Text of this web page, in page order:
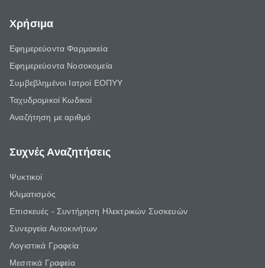
Χρήσιμα
Εφημερεύοντα Φαρμακεία
Εφημερεύοντα Νοσοκομεία
Συμβεβλημένοι Ιατροί ΕΟΠΥΥ
Ταχυδρομικοί Κωδικοί
Αναζήτηση με αριθμό
Συχνές Αναζητήσεις
Ψυκτικοί
Κλιματισμός
Επισκευές - Συντήρηση Ηλεκτρικών Συσκευών
Συνεργεία Αυτοκινήτων
Λογιστικά Γραφεία
Μεσιτικά Γραφεία